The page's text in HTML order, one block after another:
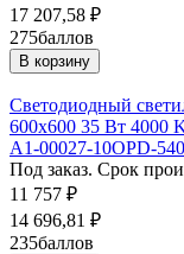
17 207,58 ₽
275баллов
В корзину
Светодиодный
600х600 35 Вт 4000
A1-00027-10OPD-
Под заказ. Срок
11 757 ₽
14 696,81 ₽
235баллов